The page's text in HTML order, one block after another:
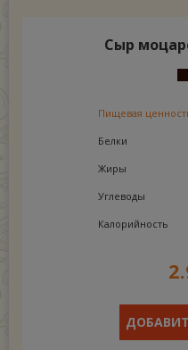
Сыр
Пищевая
Белки
Жиры
Углеводы
Калорийность